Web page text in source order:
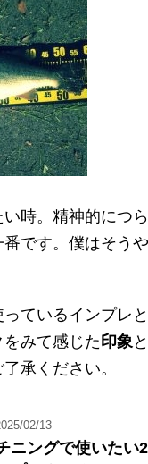
時。精神的につ
です。僕はそう
ているインプレ
みて感じた印象
承ください。
02/13
ニングで使いたい